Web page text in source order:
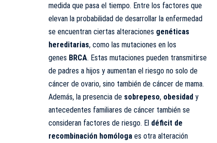
medida que pasa el tiempo. Entre los factores que
elevan la probabilidad de desarrollar la enfermedad
se encuentran ciertas alteraciones genéticas
hereditarias, como las mutaciones en los
genes BRCA. Estas mutaciones pueden transmitirse
de padres a hijos y aumentan el riesgo no solo de
cáncer de ovario, sino también de cáncer de mama.
Además, la presencia de sobrepeso, obesidad y
antecedentes familiares de cáncer también se
consideran factores de riesgo. El déficit de
recombinación homóloga es otra alteración